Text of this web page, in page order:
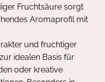
Fruchtsäure sorgt
Aromaprofil mit
und fruchtiger
idealen Basis für
oder kreative